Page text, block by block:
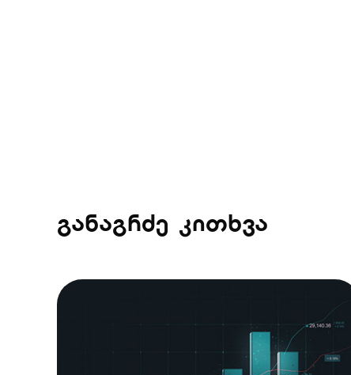
განაგრძე კითხვა